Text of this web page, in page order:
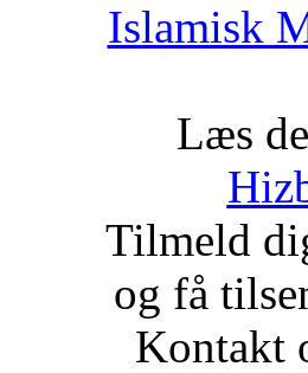
Islamisk
Læs
Tilmeld
og få
Kontakt